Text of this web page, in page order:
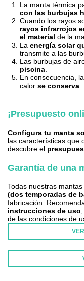
La manta térmica
con las burbujas
Cuando los rayos
rayos infrarrojos
el material de la
La energía solar
transmite a las
Las burbujas de
piscina.
En consecuencia, la
calor se conserva.
¡Presupuesto
Configura tu manta
las características que
descubre el
Garantía de una
Todas nuestras
(dos temporadas de
fabricación.
instrucciones de uso
de las condiciones de